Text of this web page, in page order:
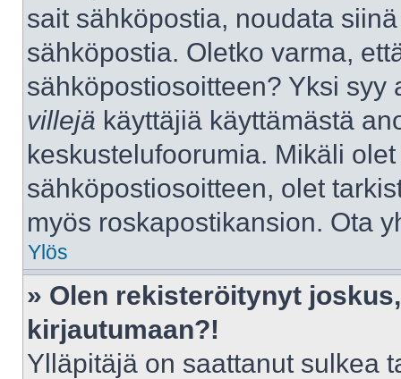
sait sähköpostia, noudata
sähköpostia. Oletko varma,
sähköpostiosoitteen? Yksi
villejä käyttäjiä käyttämästä
keskustelufoorumia. Mikäli
sähköpostiosoitteen, olet
myös roskapostikansion. Ota
Ylös
» Olen rekisteröitynyt
kirjautumaan?!
Ylläpitäjä on saattanut sulkea